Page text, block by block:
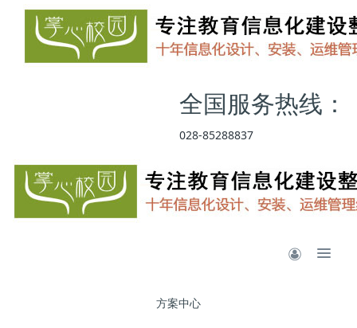
全国服务热线：
028-85288837
方案中心